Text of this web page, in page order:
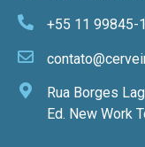
+55 11 99845-
Rua Borges
Ed. New Work